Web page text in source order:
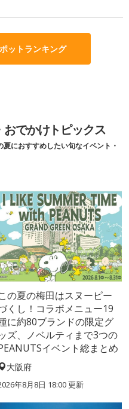
ットランキング
でかけトピックス
におすすめしたい旬なイベント・
の夏の梅田はスヌーピー
くし！コラボメニュー19
に約80ブランドの限定グ
ズ、ノベルティまで3つの
イベント総まとめ
大阪府
年8月8日 18:00更新